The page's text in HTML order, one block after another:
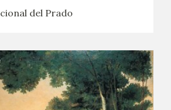
del Prado